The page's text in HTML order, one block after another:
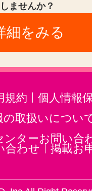
しませんか？
細をみる
規約
個人情報
の取扱いについ
ンターお問い合
合わせ
掲載お